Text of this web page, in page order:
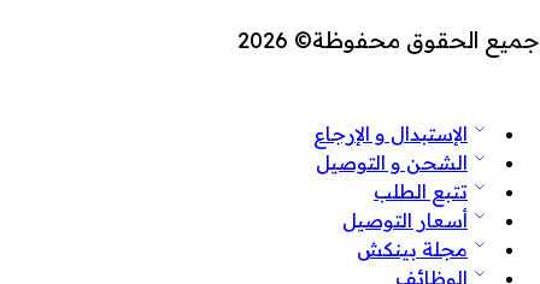
جميع الحقوق محفوظة© 2026
الإستبدال و الإرجاع
الشحن و التوصيل
تتبع الطلب
أسعار التوصيل
مجلة بينكش
الوظائف